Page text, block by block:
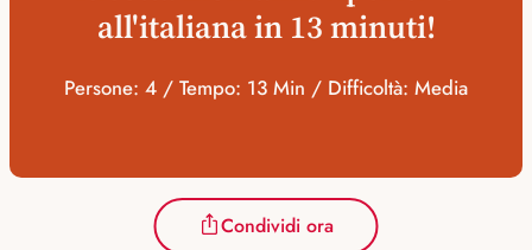
all'italiana in 13 minuti!
Persone: 4 / Tempo: 13 Min / Difficoltà: Media
Condividi ora